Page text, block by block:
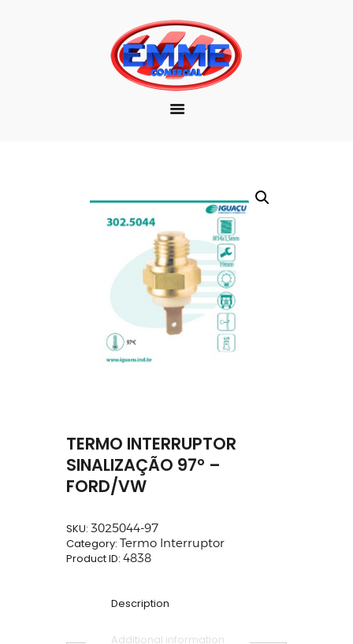
EMPRESA
MARCAS
PRODUTOS
TERMO INTERRUPTOR
SINALIZAÇÃO 97° –
FORD/VW
SKU: 3025044-97
Category: Termo Interruptor
Product ID: 4838
Description
Additional information